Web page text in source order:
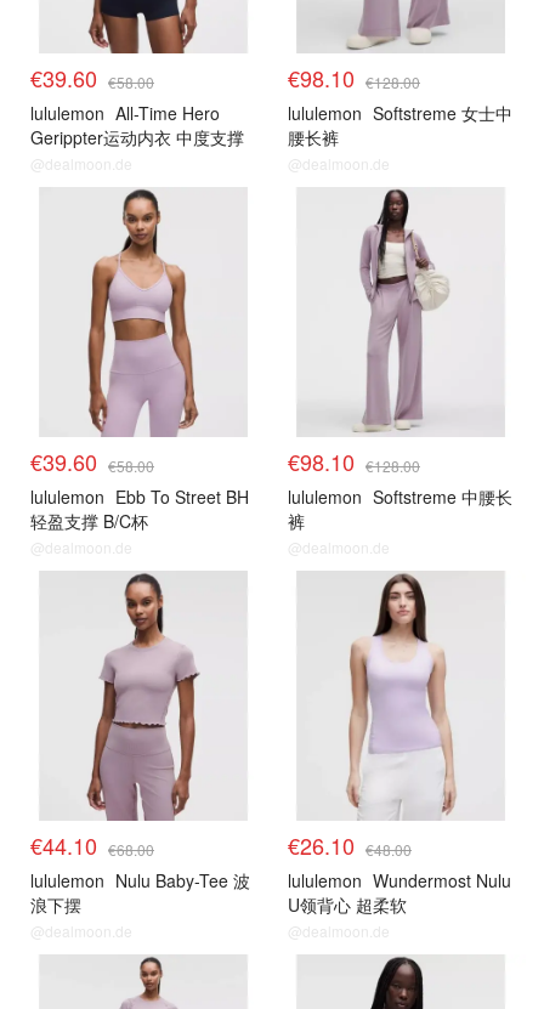
€39.60 €58.00
lululemon All-Time Hero
Gerippter运动内衣 中度支撑
B/C杯
@dealmoon.de
€98.10 €128.00
lululemon Softstreme 女士中
腰长裤
@dealmoon.de
€39.60 €58.00
lululemon Ebb To Street BH
轻盈支撑 B/C杯
@dealmoon.de
€98.10 €128.00
lululemon Softstreme 中腰长
裤
@dealmoon.de
€44.10 €68.00
lululemon Nulu Baby-Tee 波
浪下摆
@dealmoon.de
€26.10 €48.00
lululemon Wundermost Nulu
U领背心 超柔软
@dealmoon.de